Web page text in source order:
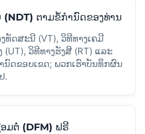
(NDT) ຕາມຂໍ້ກຳນົດຂອງທ່ານ
ດສະນີ (VT), ວິທີທາງເຄມີ
ວິທີທາງຮັງສີ (RT) ແລະ
ດຂອບເຂດ; ພວກເຮົາບັນທຶກຜົນ
.
ມຕໍ່ (DFM) ຟຣີ